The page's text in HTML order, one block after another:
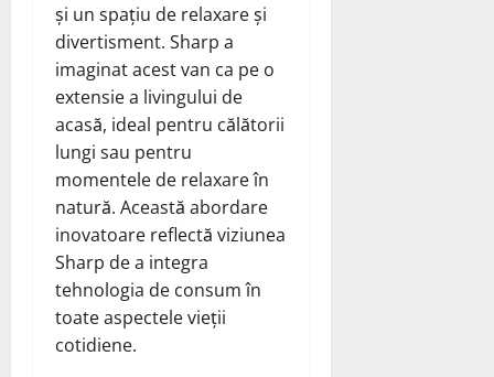
și un spațiu de relaxare și
divertisment. Sharp a
imaginat acest van ca pe o
extensie a livingului de
acasă, ideal pentru călătorii
lungi sau pentru
momentele de relaxare în
natură. Această abordare
inovatoare reflectă viziunea
Sharp de a integra
tehnologia de consum în
toate aspectele vieții
cotidiene.